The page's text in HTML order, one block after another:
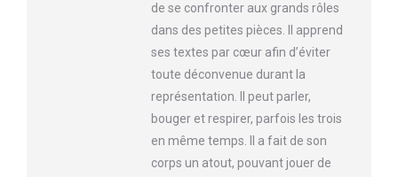
de se confronter aux grands rôles
dans des petites pièces. Il apprend
ses textes par cœur afin d’éviter
toute déconvenue durant la
représentation. Il peut parler,
bouger et respirer, parfois les trois
en même temps. Il a fait de son
corps un atout, pouvant jouer de